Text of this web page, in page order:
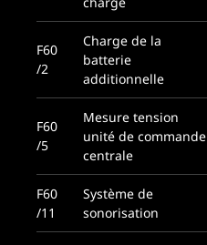
F60
/2
Charge de la
batterie
additionnelle
F60
/5
Mesure tension
unité de commande
centrale
F60
/11
Système de
sonorisation